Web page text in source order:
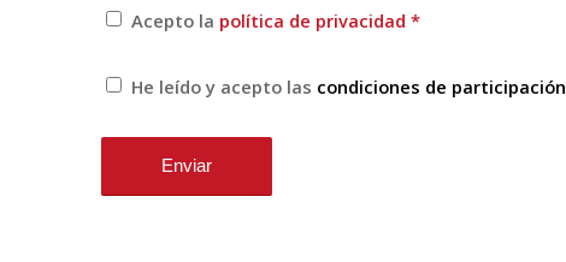
Acepto la política de privacidad *
He leído y acepto las condiciones de participación